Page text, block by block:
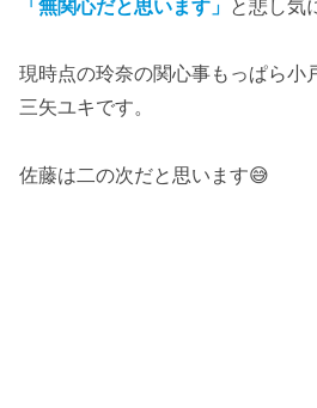
「無関心だと思います」 と悲し気
現時点の玲奈の関心事もっぱら小
三矢ユキです。
佐藤は二の次だと思います😅